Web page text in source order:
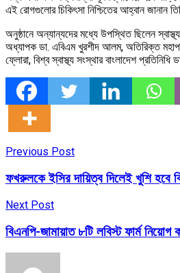
এই রোগগুলোর চিকিৎসা নিশ্চিতের আহ্বান জানান
অনুষ্ঠানে অন্যান্যদের মধ্যে উপস্থিত ছিলেন
অধ্যাপক ডা. এবিএম খুরশীদ আলম, অতিরিক্ত
ফ্লোরা, বিশ্ব স্বাস্থ্য সংস্থার বাংলাদেশ প্রতিনিধি
Previous Post
ফখরুলকে ইসির দায়িত্ব দিলেই খুশি হবে
Next Post
বিএনপি-জামায়াত ৮টি লবিস্ট ফার্ম নিয়োগ